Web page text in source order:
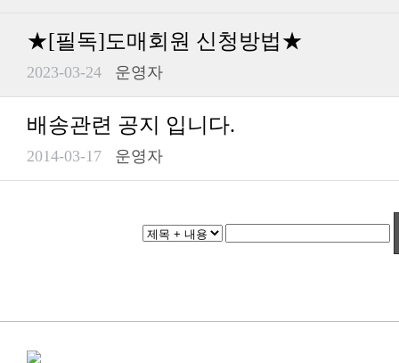
★[필독]도매회원 신청방법★
2023-03-24 운영자
배송관련 공지 입니다.
2014-03-17 운영자